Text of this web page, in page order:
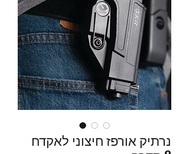
נרתיק אורפז חיצוני לאקדח